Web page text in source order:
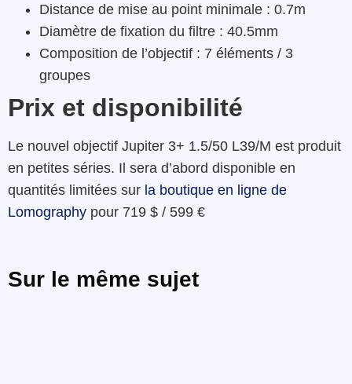
Distance de mise au point minimale : 0.7m
Diamètre de fixation du filtre : 40.5mm
Composition de l’objectif : 7 éléments / 3
groupes
Prix et disponibilité
Le nouvel objectif Jupiter 3+ 1.5/50 L39/M est produit
en petites séries. Il sera d’abord disponible en
quantités limitées sur la boutique en ligne de
Lomography pour 719 $ / 599 €
Sur le même sujet